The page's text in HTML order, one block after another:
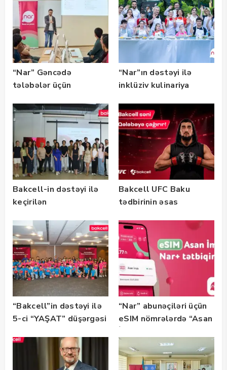
qalibləri ilə görüş
keçirib
“Nar” Gəncədə
tələbələr üçün
təlimləri təşkil edib
“Nar”ın dəstəyi ilə
inklüziv kulinariya
keçirilib — Fotolar
Bakcell-in dəstəyi ilə
keçirilən
Bootcamp” başladı
Bakcell UFC Baku
tədbirinin əsas
“Bakcell”in dəstəyi ilə
5-ci “YAŞAT” düşərgəsi
“Nar” abunəçiləri üçün
eSIM nömrələrdə “Asan
istifadəyə verildi